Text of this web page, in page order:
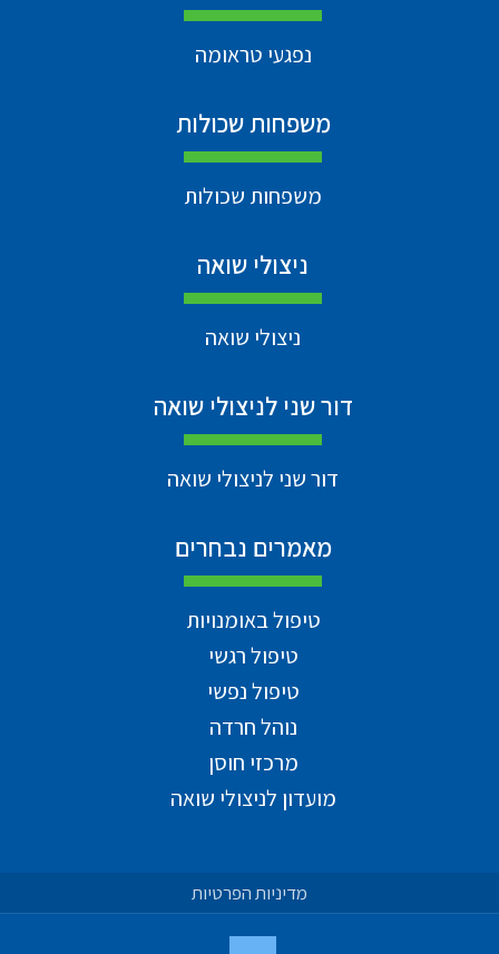
נפגעי טראומה
משפחות שכולות
משפחות שכולות
ניצולי שואה
ניצולי שואה
דור שני לניצולי שואה
דור שני לניצולי שואה
מאמרים נבחרים
טיפול באומנויות
טיפול רגשי
טיפול נפשי
נוהל חרדה
מרכזי חוסן
מועדון לניצולי שואה
מדיניות הפרטיות